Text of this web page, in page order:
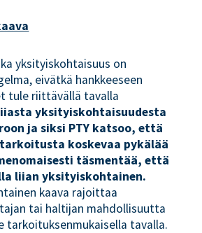
yksityiskohtaisuus on
eivätkä hankkeeseen
tule riittävällä tavalla
yksityiskohtaisuudesta
ja siksi PTY katsoo, että
koskevaa pykälää
täsmentää, että
liian yksityiskohtainen.
kaava rajoittaa
tai haltijan mahdollisuutta
tarkoituksenmukaisella tavalla.